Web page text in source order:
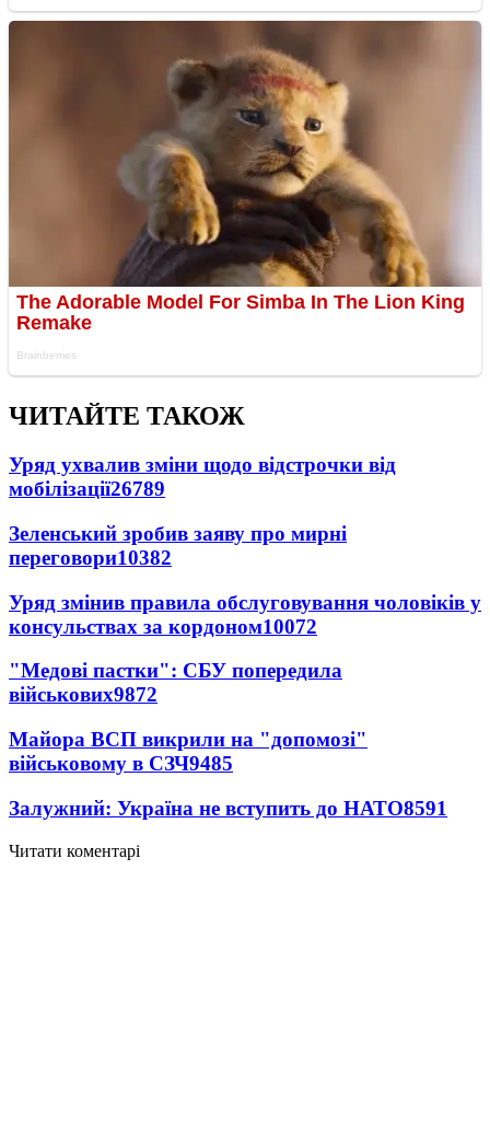
ЧИТАЙТЕ ТАКОЖ
Уряд ухвалив зміни щодо відстрочки від
мобілізації26789
Зеленський зробив заяву про мирні
переговори10382
Уряд змінив правила обслуговування чоловіків у
консульствах за кордоном10072
"Медові пастки": СБУ попередила
військових9872
Майора ВСП викрили на "допомозі"
військовому в СЗЧ9485
Залужний: Україна не вступить до НАТО8591
Читати коментарі